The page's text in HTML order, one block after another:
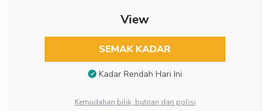
View
SEMAK KADAR
Kadar Rendah Hari Ini
Kemudahan bilik, butiran dan polisi